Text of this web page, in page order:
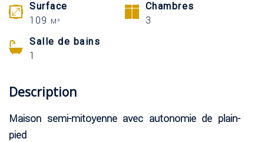
Surface
109 M²
Chambres
3
Salle de bains
1
Description
Maison semi-mitoyenne avec autonomie de plain-
pied